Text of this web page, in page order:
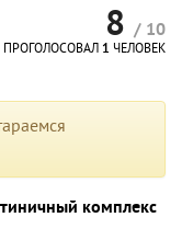
8 / 10
ПРОГОЛОСОВАЛ 1 ЧЕЛОВЕК
комплекс